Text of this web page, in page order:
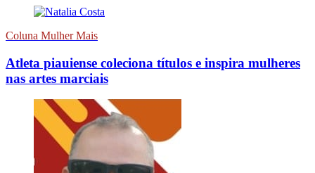
Coluna Mulher Mais
Atleta piauiense coleciona títulos e inspira mulheres
nas artes marciais